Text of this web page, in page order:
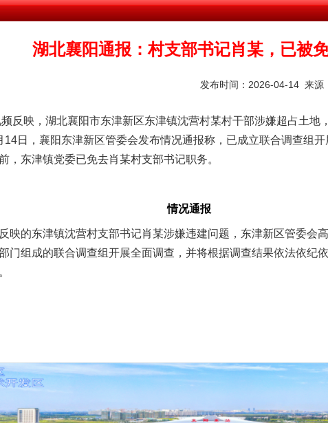
湖北襄阳通报：村支部书记肖某，已被
发布时间：2026-04-14 来源
映，湖北襄阳市东津新区东津镇沈营村某村干部涉嫌超占土地
14日，襄阳东津新区管委会发布情况通报称，已成立联合调查组
，东津镇党委已免去肖某村支部书记职务。
情况通报
的东津镇沈营村支部书记肖某涉嫌违建问题，东津新区管委会
门组成的联合调查组开展全面调查，并将根据调查结果依法依纪